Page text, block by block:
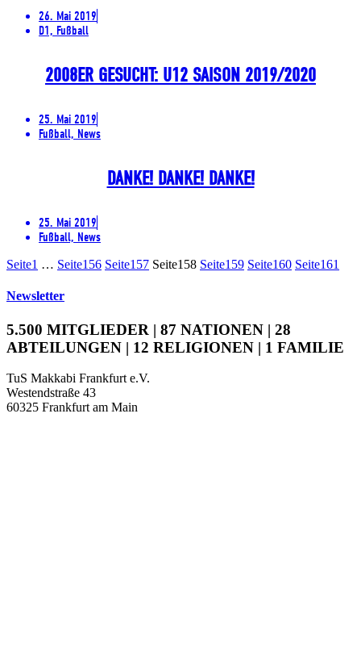
26. Mai 2019
D1, Fußball
2008ER GESUCHT: U12 SAISON 2019/2020
25. Mai 2019
Fußball, News
DANKE! DANKE! DANKE!
25. Mai 2019
Fußball, News
Seite1 … Seite156 Seite157 Seite158 Seite159 Seite160 Seite161
Newsletter
5.500 MITGLIEDER | 87 NATIONEN | 28
ABTEILUNGEN | 12 RELIGIONEN | 1 FAMILIE
TuS Makkabi Frankfurt e.V.
Westendstraße 43
60325 Frankfurt am Main